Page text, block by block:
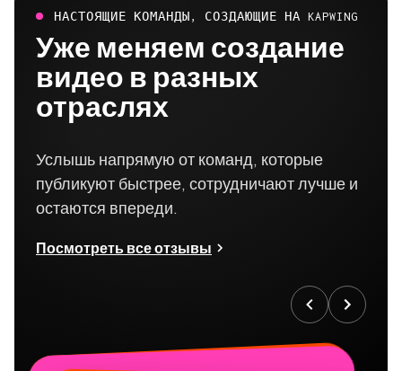
НАСТОЯЩИЕ КОМАНДЫ, СОЗДАЮЩИЕ НА KAPWING
Уже меняем создание
видео в разных
отраслях
Услышь напрямую от команд, которые
публикуют быстрее, сотрудничают лучше и
остаются впереди.
Посмотреть все отзывы